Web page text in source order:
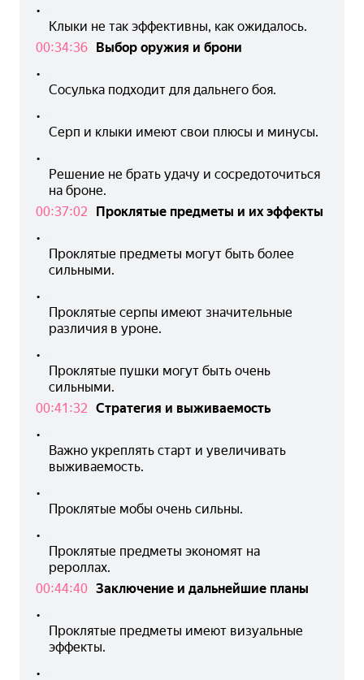
Клыки не так эффективны, как ожидалось.
00:34:36 Выбор оружия и брони
Сосулька подходит для дальнего боя.
Серп и клыки имеют свои плюсы и минусы.
Решение не брать удачу и сосредоточиться
на броне.
00:37:02
Проклятые предметы и их эффекты
Проклятые предметы могут быть более
сильными.
Проклятые серпы имеют значительные
различия в уроне.
Проклятые пушки могут быть очень
сильными.
00:41:32 Стратегия и выживаемость
Важно укреплять старт и увеличивать
выживаемость.
Проклятые мобы очень сильны.
Проклятые предметы экономят на
рероллах.
00:44:40 Заключение и дальнейшие планы
Проклятые предметы имеют визуальные
эффекты.